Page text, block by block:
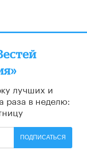
лучших и
раза в неделю:
ПОДПИСАТЬСЯ